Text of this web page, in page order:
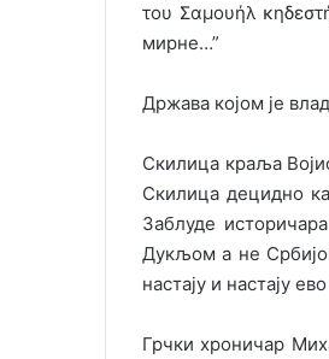
του Σαμουήλ
мирне…”
Држава којом је
Скилица краља
Скилица децидно
Заблуде
Дукљом а не
настају и настају
Грчки хроничар